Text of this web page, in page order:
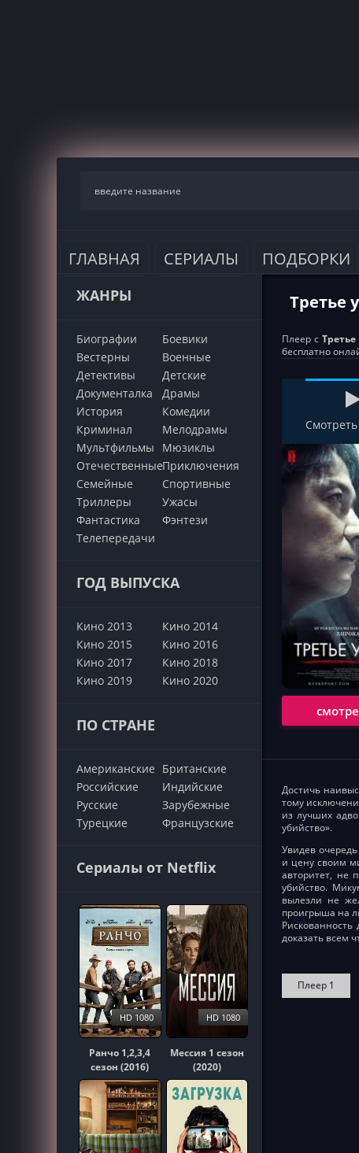
ГЛАВНАЯ СЕРИАЛЫ ПОДБОРКИ
ЖАНРЫ
Биографии
Боевики
Вестерны
Военные
Детективы
Детские
Документалка
Драмы
История
Комедии
Криминал
Мелодрамы
Мультфильмы
Мюзиклы
ОтечественныеПриключения
Семейные
Cпортивные
Триллеры
Ужасы
Фантастика
Фэнтези
Телепередачи
ГОД ВЫПУСКА
Кино 2013
Кино 2014
Кино 2015
Кино 2016
Кино 2017
Кино 2018
Кино 2019
Кино 2020
ПО СТРАНЕ
Американские Британские
Российские
Индийские
Русские
Зарубежные
Турецкие
Французские
Сериалы от Netflix
Ранчо 1,2,3,4
сезон (2016)
HD 1080
Мессия 1 сезон
(2020)
HD 1080
Третье
Плеер с
бесплатно
Достичь
тому
из лучших
убийство».
Увидев
и цену своим
авторитет, не
убийство.
вылезли не
проигрыша на
доказать всем
Плеер 1